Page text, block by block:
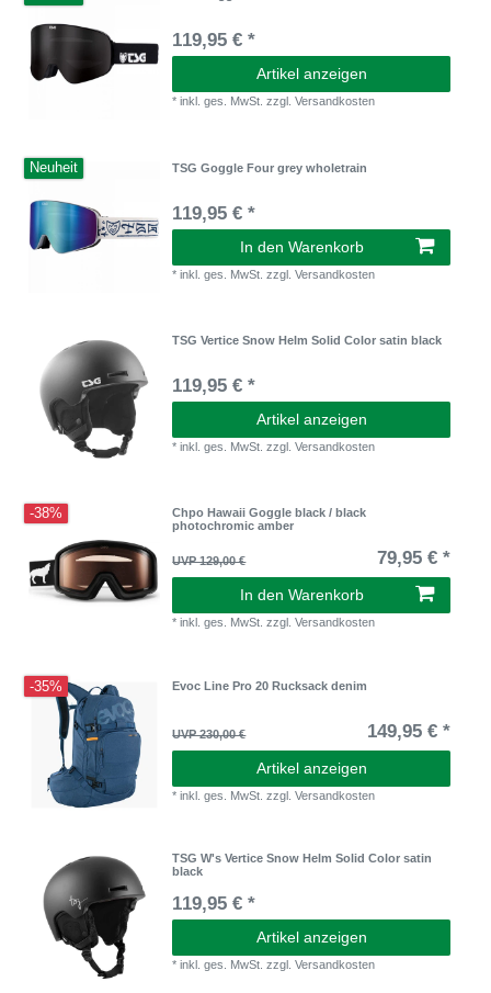
119,95 € *
Artikel anzeigen
*inkl. ges. MwSt. zzgl.Versandkosten
Neuheit TSG Goggle Four grey wholetrain
119,95 € *
In den Warenkorb
*inkl. ges. MwSt. zzgl.Versandkosten
TSG Vertice Snow Helm Solid Color satin black
119,95 € *
Artikel anzeigen
*inkl. ges. MwSt. zzgl.Versandkosten
-38%
Chpo Hawaii Goggle black / black
photochromic amber
UVP 129,00 € 79,95 € *
In den Warenkorb
*inkl. ges. MwSt. zzgl.Versandkosten
-35% Evoc Line Pro 20 Rucksack denim
UVP 230,00 € 149,95 € *
Artikel anzeigen
*inkl. ges. MwSt. zzgl.Versandkosten
TSG W's Vertice Snow Helm Solid Color satin
black
119,95 € *
Artikel anzeigen
*inkl. ges. MwSt. zzgl.Versandkosten